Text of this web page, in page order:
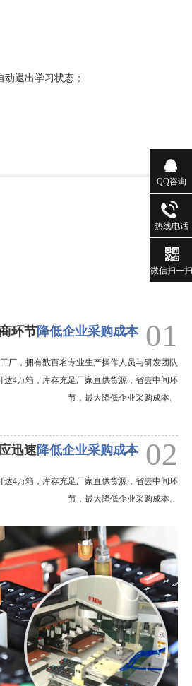
退出学习状态；
01
环节降低企业采购成本
厂，拥有数百名专业生产操作人员与研发团队
4万箱，库存充足厂家直供货源，省去中间环
节，最大降低企业采购成本。
02
迅速降低企业采购成本
4万箱，库存充足厂家直供货源，省去中间环
节，最大降低企业采购成本。
QQ咨询
热线电话
微信扫一扫